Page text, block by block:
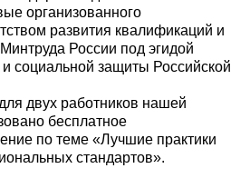
организованного
развития квалификаций и
России под эгидой
и социальной защиты Российской
двух работников нашей
бесплатное
по теме «Лучшие практики
стандартов».